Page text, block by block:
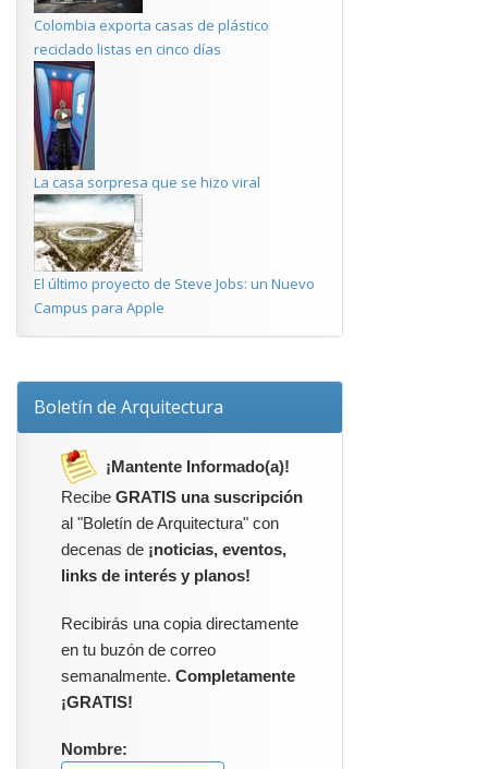
Colombia exporta casas de plástico
reciclado listas en cinco días
La casa sorpresa que se hizo viral
El último proyecto de Steve Jobs: un Nuevo
Campus para Apple
Boletín de Arquitectura
¡Mantente Informado(a)!
Recibe GRATIS una suscripción
al "Boletín de Arquitectura" con
decenas de ¡noticias, eventos,
links de interés y planos!
Recibirás una copia directamente
en tu buzón de correo
semanalmente. Completamente
¡GRATIS!
Nombre: